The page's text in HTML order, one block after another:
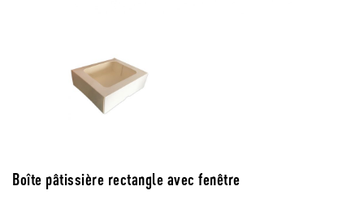
Boîte pâtissière rectangle avec fenêtre